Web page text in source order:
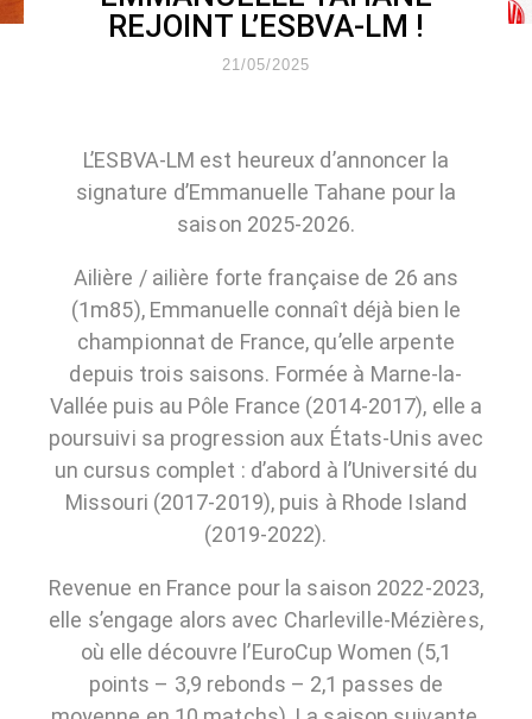
REJOINT L’ESBVA-LM !
21/05/2025
L’ESBVA-LM est heureux d’annoncer la
signature d’Emmanuelle Tahane pour la
saison 2025-2026.
Ailière / ailière forte française de 26 ans
(1m85), Emmanuelle connaît déjà bien le
championnat de France, qu’elle arpente
depuis trois saisons. Formée à Marne-la-
Vallée puis au Pôle France (2014-2017), elle a
poursuivi sa progression aux États-Unis avec
un cursus complet : d’abord à l’Université du
Missouri (2017-2019), puis à Rhode Island
(2019-2022).
Revenue en France pour la saison 2022-2023,
elle s’engage alors avec Charleville-Mézières,
où elle découvre l’EuroCup Women (5,1
points – 3,9 rebonds – 2,1 passes de